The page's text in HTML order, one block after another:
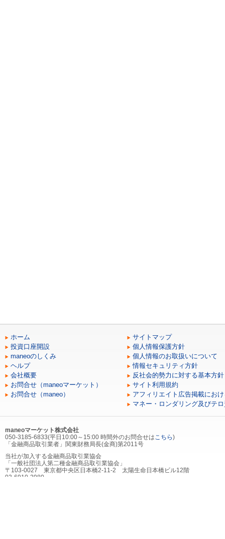
ホーム
投資口座開設
maneoのしくみ
ヘルプ
会社概要
お問合せ（maneoマーケット）
お問合せ（maneo）
サイトマップ
個人情報保護方針
個人情報のお取扱いについて
情報セキュリティ方針
反社会的勢力に対する基本方針
サイト利用規約
アフィリエイト広告掲載にお
マネー・ロンダリング及びテ
maneoマーケット株式会社
050-3185-6833(平日10:00～15:00 時間外のお問合せはこちら)
「金融商品取引業者」関東財務局長(金商)第2011号
当社が加入する金融商品取引業協会
「一般社団法人第二種金融商品取引業協会」
〒103-0027 東京都中央区日本橋2-11-2 太陽生命日本橋ビル12階
03-6910-3980